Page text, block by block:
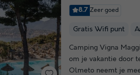
8.7 Zeer goed
Gratis Wifi punt
Camping Vigna
om je vakantie door
Olmeto neemt je